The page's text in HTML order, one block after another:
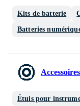
Kits de batterie
Batteries
Étuis pour